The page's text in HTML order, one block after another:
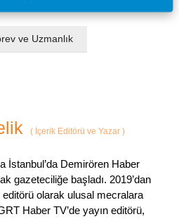
ve Uzmanlık
(İçerik Editörü ve Yazar )
İstanbul’da Demirören Haber
gazeteciliğe başladı. 2019’dan
olarak ulusal mecralara
Haber TV’de yayın editörü,